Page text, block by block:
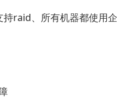
raid、所有机器都使用